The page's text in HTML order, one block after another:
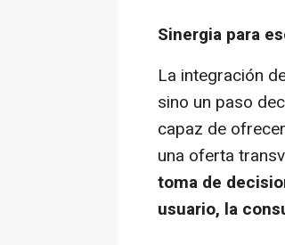
Sinergia para
La integración
sino un paso
capaz de
una oferta
toma de
usuario, la